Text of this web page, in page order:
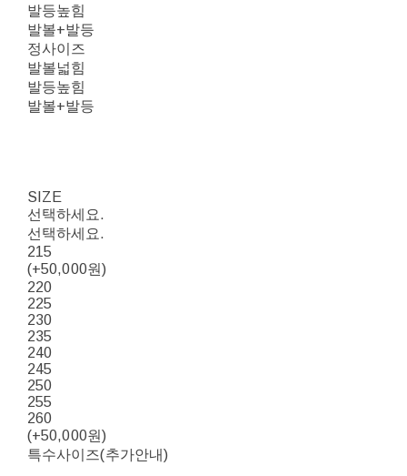
발등높힘
발볼+발등
정사이즈
발볼넓힘
발등높힘
발볼+발등
SIZE
선택하세요.
선택하세요.
215
(+50,000원)
220
225
230
235
240
245
250
255
260
(+50,000원)
특수사이즈(추가안내)